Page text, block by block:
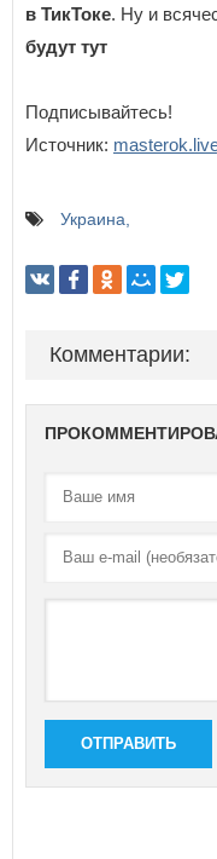
в ТикТоке. Ну и
будут тут
Подписывайтесь!
Источник:
Украина
Комментарии:
ОТПРАВИТЬ